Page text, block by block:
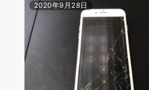
2020年9月28日